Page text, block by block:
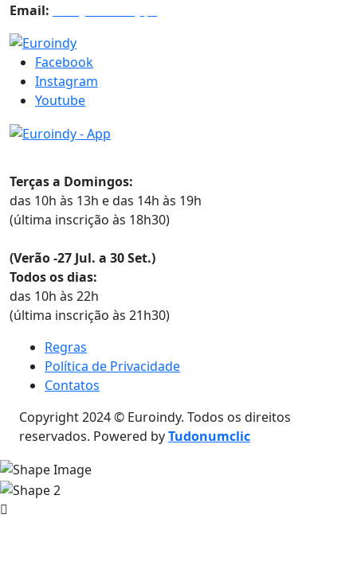
Email:
Facebook
Instagram
Youtube
Terças a Domingos:
das 10h às 13h e das 14h às 19h
(última inscrição às 18h30)
(Verão -27 Jul. a 30 Set.)
Todos os dias:
das 10h às 22h
(última inscrição às 21h30)
Regras
Política de Privacidade
Contatos
Copyright 2024 © Euroindy. Todos os direitos
reservados. Powered byTudonumclic